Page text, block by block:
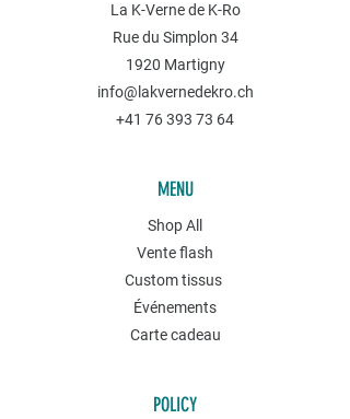
La K-Verne de K-Ro
Rue du Simplon 34
1920 Martigny
info@lakvernedekro.ch
+41 76 393 73 64
MENU
Shop All
Vente flash
Custom tissus
Événements
Carte cadeau
POLICY